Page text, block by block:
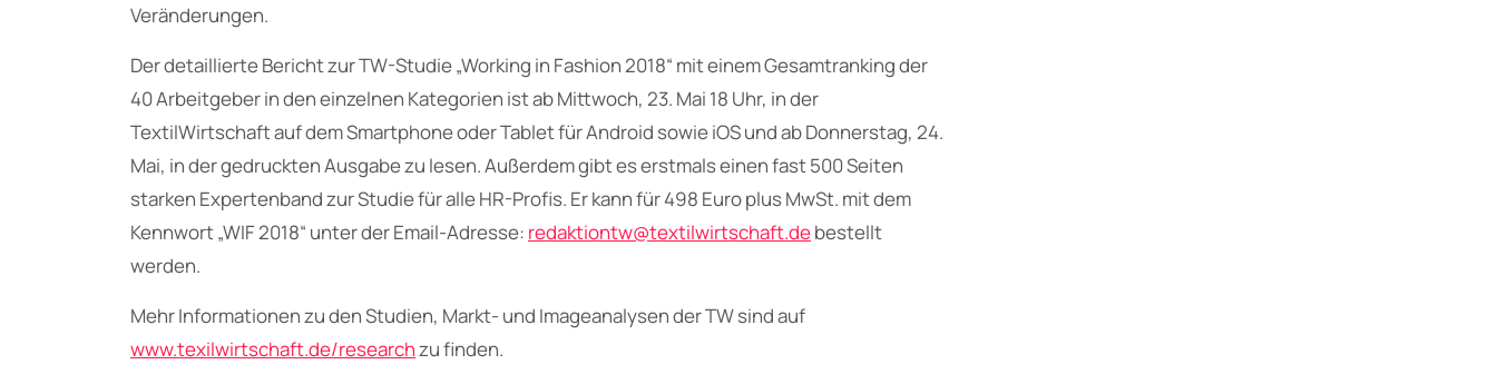
Veränderungen.
Der detaillierte Bericht zur TW-Studie „Working in Fashion 2018“ mit einem Gesamtranking der
40 Arbeitgeber in den einzelnen Kategorien ist ab Mittwoch, 23. Mai 18 Uhr, in der
TextilWirtschaft auf dem Smartphone oder Tablet für Android sowie iOS und ab Donnerstag, 24.
Mai, in der gedruckten Ausgabe zu lesen. Außerdem gibt es erstmals einen fast 500 Seiten
starken Expertenband zur Studie für alle HR-Profis. Er kann für 498 Euro plus MwSt. mit dem
Kennwort „WIF 2018“ unter der Email-Adresse: redaktiontw@textilwirtschaft.debestellt
werden.
Mehr Informationen zu den Studien, Markt- und Imageanalysen der TW sind auf
www.texilwirtschaft.de/researchzu finden.